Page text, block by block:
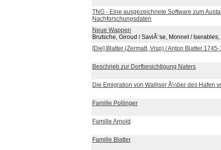
TNG - Eine ausgezeichnete Software zum
Nachforschungsdaten
Neue Wappen
Brutsche, Giroud / SaviÃ¨se, Monnet / Iserables,
[Die] Blatter (Zermatt, Visp) / Anton Blatter
Beschrieb zur Dorfbesichtigung Naters
Die Emigration von Walliser Ã¼ber des Hafen
Famille Pollinger
Famille Arnold
Famille Blatter